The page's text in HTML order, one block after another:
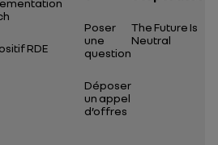
RDE
Poser
une
question
Déposer
un appel
d’offres
The Future Is
Neutral